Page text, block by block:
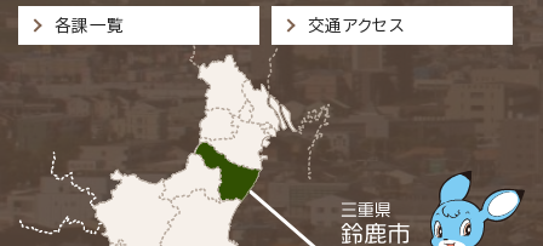
各課一覧 交通アクセス